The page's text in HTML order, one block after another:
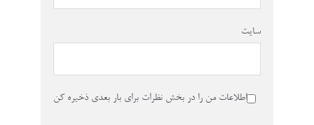
سایت
اطلاعات من را در بخش نظرات برای بار بعدی ذخیره کن